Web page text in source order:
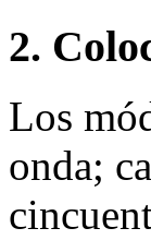
2.
Los
onda;